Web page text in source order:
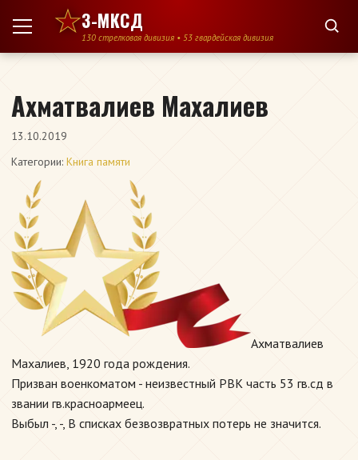
Перейти к содержимому
3-МКСД
130 стрелковая дивизия • 53 гвардейская дивизия
Ахматвалиев Махалиев
13.10.2019
Категории: Книга памяти
Ахматвалиев
Махалиев, 1920 года рождения.
Призван военкоматом - неизвестный РВК часть 53 гв.сд в
звании гв.красноармеец.
Выбыл -, -, В списках безвозвратных потерь не значится.